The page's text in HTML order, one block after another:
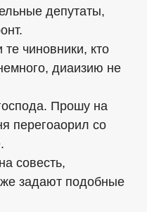
депутаты,
чиновники, кто
диаизию не
Прошу на
перегоаорил со
совесть,
задают подобные